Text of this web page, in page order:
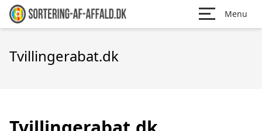
Menu
Tvillingerabat.dk